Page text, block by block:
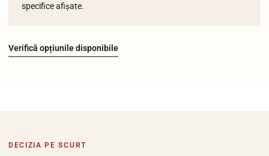
specifice afișate.
Verifică opțiunile disponibile
DECIZIA PE SCURT